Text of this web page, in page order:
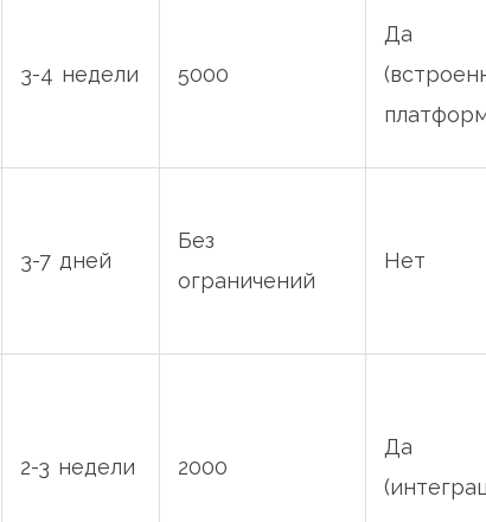
3-4 недели 5000
Да
3-7 дней
Без
ограничений
Нет
2-3 недели 2000
Да